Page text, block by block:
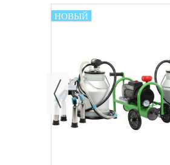
НОВЫЙ